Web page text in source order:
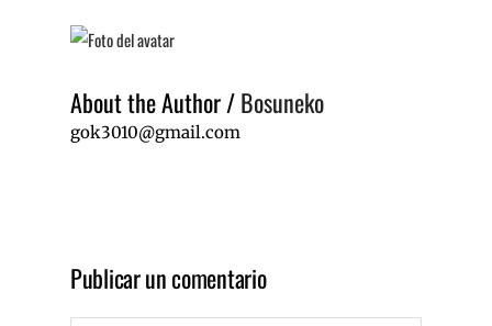
About the Author/Bosuneko
gok3010@gmail.com
Publicar un comentario